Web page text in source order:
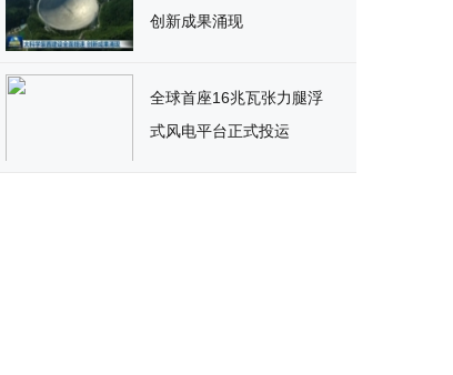
创新成果涌现
全球首座16兆瓦张力腿浮
式风电平台正式投运